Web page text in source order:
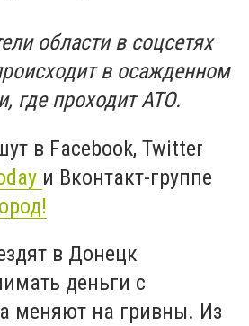
области в соцсетях
в осажденном
где проходит АТО.
в Facebook, Twitter
и Вконтакт-группе
в Донецк
деньги с
меняют на гривны. Из